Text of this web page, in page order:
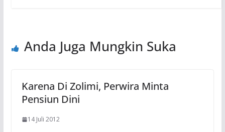
Anda Juga Mungkin Suka
Karena Di Zolimi, Perwira Minta
Pensiun Dini
14 Juli 2012